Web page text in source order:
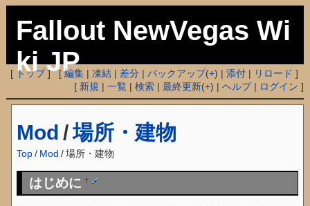
Fallout NewVegas Wi
ki JP
[ トップ] [編集 |凍結 | 差分 |バックアップ(+) |添付 | リロード ]
[ 新規 |一覧 |検索 |最終更新(+) |ヘルプ| ログイン ]
Mod /場所・建物
Top / Mod /場所・建物
はじめに†